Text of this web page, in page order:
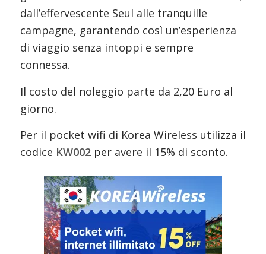
dall’effervescente Seul alle tranquille
campagne, garantendo così un’esperienza
di viaggio senza intoppi e sempre
connessa.
Il costo del noleggio parte da 2,20 Euro al
giorno.
Per il pocket wifi di Korea Wireless utilizza il
codice KW002per avere il 15% di sconto.